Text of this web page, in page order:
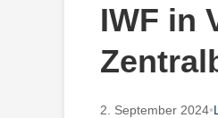
IWF in
2. September 2024•